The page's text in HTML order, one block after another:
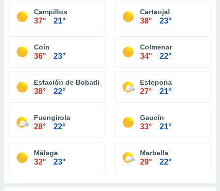
Campillos
37° 21°
Cartaojal
38° 23°
Coín
36° 23°
Colmenar
34° 22°
Estación de Bobadilla
38° 22°
Estepona
27° 21°
Fuengirola
28° 22°
Gaucín
33° 21°
Málaga
32° 23°
Marbella
29° 22°